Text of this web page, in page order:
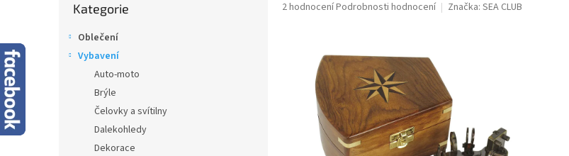
kategorie
Kategorie
Oblečení
Vybavení
Auto-moto
Brýle
Čelovky a svítilny
Dalekohledy
Dekorace
Průměrné
hvězdiček.
2 hodnoceníPodrobnosti hodnocení Značka: SEA CLUB